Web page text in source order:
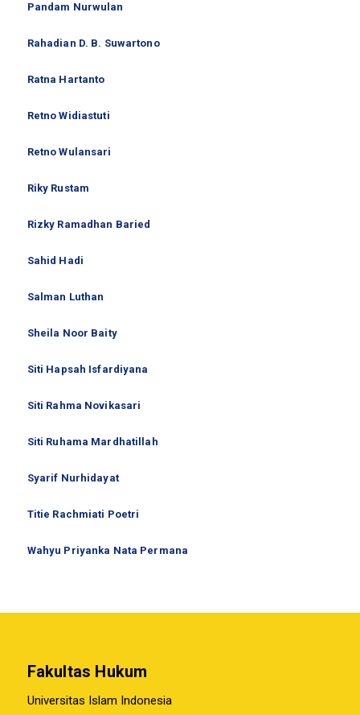
Pandam Nurwulan
Rahadian D. B. Suwartono
Ratna Hartanto
Retno Widiastuti
Retno Wulansari
Riky Rustam
Rizky Ramadhan Baried
Sahid Hadi
Salman Luthan
Sheila Noor Baity
Siti Hapsah Isfardiyana
Siti Rahma Novikasari
Siti Ruhama Mardhatillah
Syarif Nurhidayat
Titie Rachmiati Poetri
Wahyu Priyanka Nata Permana
Fakultas Hukum
Universitas Islam Indonesia